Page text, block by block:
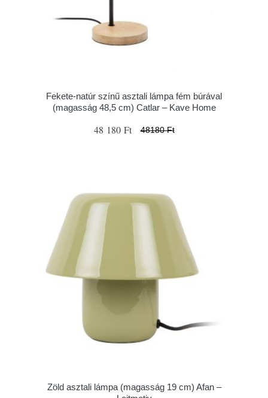
Fekete-natúr színű asztali lámpa fém búrával
(magasság 48,5 cm) Catlar – Kave Home
48 180 Ft 48180 Ft
Zöld asztali lámpa (magasság 19 cm) Afan –